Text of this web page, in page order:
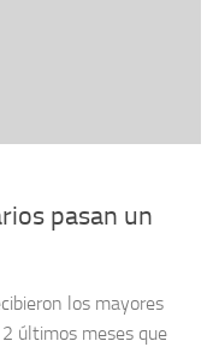
pasan un
los mayores
últimos meses que